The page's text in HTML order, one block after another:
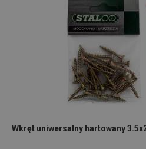
Wkręt uniwersalny hartowany